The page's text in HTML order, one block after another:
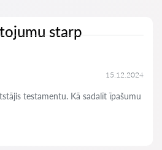
starp
15.12.2024
testamentu. Kā sadalīt īpašumu